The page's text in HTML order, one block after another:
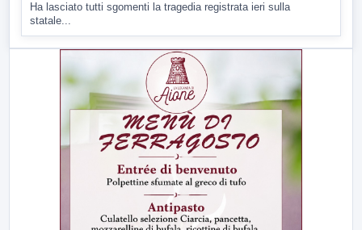
Ha lasciato tutti sgomenti la tragedia registrata ieri sulla
statale...